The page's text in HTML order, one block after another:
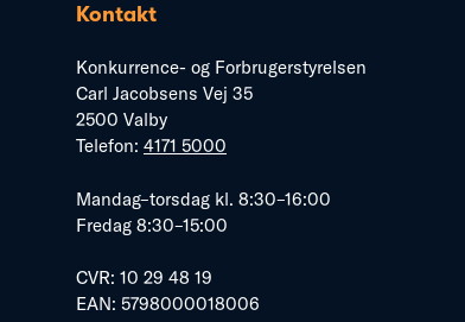
Kontakt
Konkurrence- og Forbrugerstyrelsen
Carl Jacobsens Vej 35
2500 Valby
Telefon: 4171 5000
Mandag–torsdag kl. 8:30–16:00
Fredag 8:30–15:00
CVR: 10 29 48 19
EAN: 5798000018006